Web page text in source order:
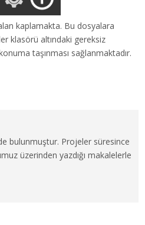
kaplamakta. Bu dosyalara
klasörü altındaki gereksiz
taşınması sağlanmaktadır.
bulunmuştur. Projeler süresince
üzerinden yazdığı makalelerle